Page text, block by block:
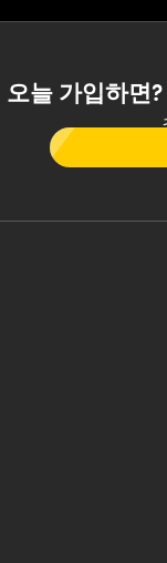
오늘 가입하면?